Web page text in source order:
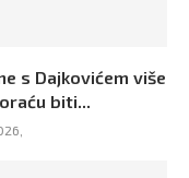
s Dajkovićem više
biti...